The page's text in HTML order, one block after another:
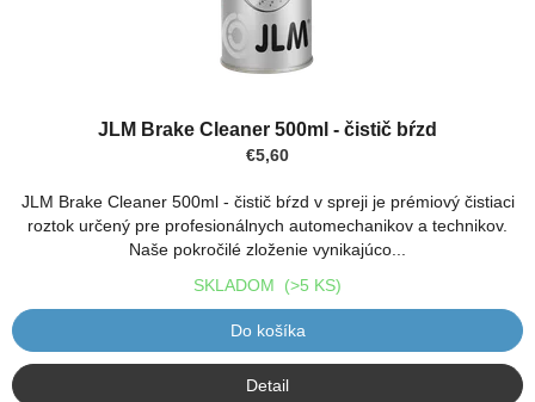
JLM Brake Cleaner 500ml - čistič bŕzd
€5,60
JLM Brake Cleaner 500ml - čistič bŕzd v spreji je prémiový čistiaci
roztok určený pre profesionálnych automechanikov a technikov.
Naše pokročilé zloženie vynikajúco...
SKLADOM (>5 KS)
Do košíka
Detail